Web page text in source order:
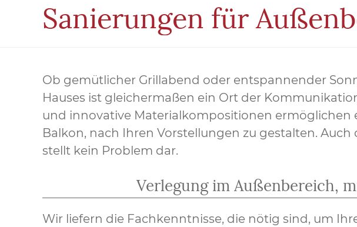
Sanierungen für
Ob gemütlicher Grillabend oder entspannender
Hauses ist gleichermaßen ein Ort der
und innovative Materialkompositionen ermöglichen
Balkon, nach Ihren Vorstellungen zu gestalten.
stellt kein Problem dar.
Verlegung im Außenbereich,
Wir liefern die Fachkenntnisse, die nötig sind, um